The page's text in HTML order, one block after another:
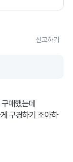
신고하기
매했는데
구경하기 조아하